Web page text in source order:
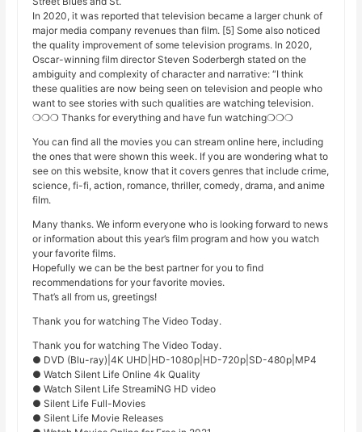
In 2020, it was reported that television became a larger chunk of
major media company revenues than film. [5] Some also noticed
the quality improvement of some television programs. In 2020,
Oscar-winning film director Steven Soderbergh stated on the
ambiguity and complexity of character and narrative: “I think
these qualities are now being seen on television and people who
want to see stories with such qualities are watching television.
❍❍❍ Thanks for everything and have fun watching❍❍❍
You can find all the movies you can stream online here, including
the ones that were shown this week. If you are wondering what to
see on this website, know that it covers genres that include crime,
science, fi-fi, action, romance, thriller, comedy, drama, and anime
film.
Many thanks. We inform everyone who is looking forward to news
or information about this year’s film program and how you watch
your favorite films.
Hopefully we can be the best partner for you to find
recommendations for your favorite movies.
That’s all from us, greetings!
Thank you for watching The Video Today.
Thank you for watching The Video Today.
● DVD (Blu-ray)|4K UHD|HD-1080p|HD-720p|SD-480p|MP4
● Watch Silent Life Online 4k Quality
● Watch Silent Life StreamiNG HD video
● Silent Life Full-Movies
● Silent Life Movie Releases